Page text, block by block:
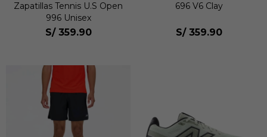
Zapatillas Tennis U.S Open
996 Unisex
S/ 359.90
696 V6 Clay
S/ 359.90